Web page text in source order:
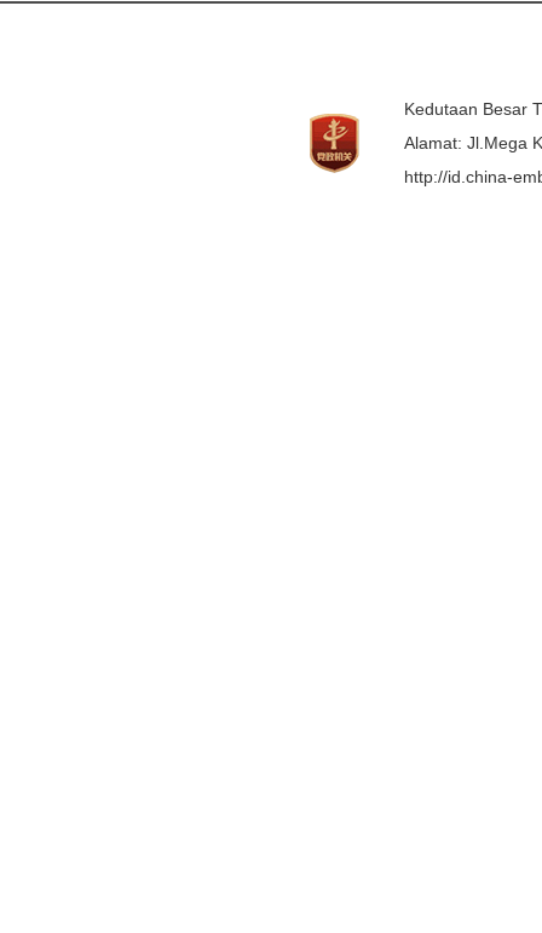
Kedutaan Besar
Alamat: Jl.Mega
http://id.china-